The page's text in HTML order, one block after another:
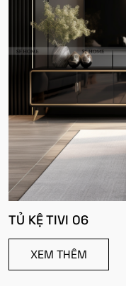
TỦ KỆ TIVI 06
XEM THÊM